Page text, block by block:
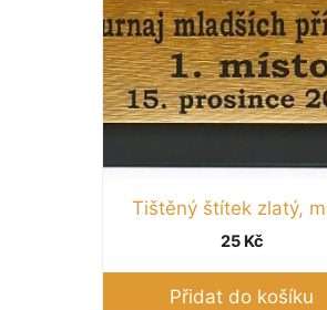
Tištěný štítek zlatý,
25 Kč
Přidat do košíku